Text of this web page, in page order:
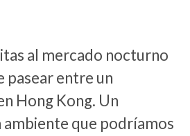
al mercado nocturno
pasear entre un
Hong Kong. Un
ambiente que podríamos